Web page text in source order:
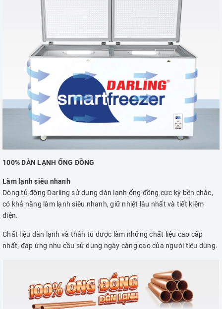
100% DÀN LẠNH ỐNG ĐỒNG
Làm lạnh siêu nhanh
Dòng tủ đông Darling sử dụng dàn lạnh ống đồng cực kỳ bền chắc,
có khả năng làm lạnh siêu nhanh, giữ nhiệt lâu nhất và tiết kiệm
điện.
Chất liệu dàn lạnh và thân tủ được làm những chất liệu cao cấp
nhất, đáp ứng nhu cầu sử dụng ngày càng cao của người tiêu dùng.